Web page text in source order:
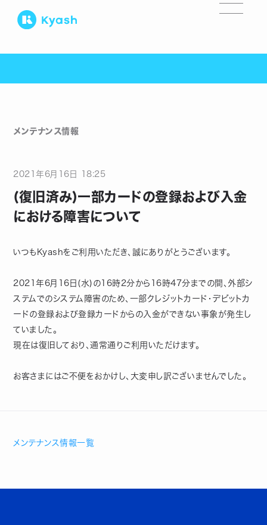
メンテナンス情報
2021年 6月 16 日 18:25
(復旧済み)一部カードの登録および入金
における障害について
いつもKyashをご利用いただき、誠にありがとうございます。
2021年6月16日(水)の16時2分から16時47分までの間、外部シ
ステムでのシステム障害のため、一部クレジットカード・デビットカ
ードの登録および登録カードからの入金ができない事象が発生し
ていました。
現在は復旧しており、通常通りご利用いただけます。
お客さまにはご不便をおかけし、大変申し訳ございませんでした。
メンテナンス情報一覧